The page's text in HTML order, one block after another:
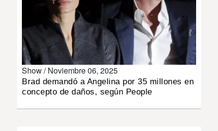
Show /Noviembre 06, 2025
Brad demandó a Angelina por 35 millones en
concepto de daños, según People